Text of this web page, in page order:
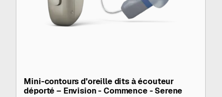
Mini-contours d’oreille dits à écouteur
déporté – Envision - Commence - Serene